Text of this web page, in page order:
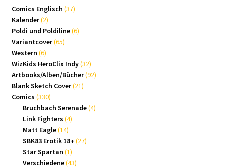
Comics Englisch 3737
Kalender 22
Produkte
Poldi und Poldiline 66
Variantcover 6565
Western 66
Produkte
WizKids HeroClix Indy 3232
Produkte
Artbooks/Alben/Bücher 9292
Blank Sketch Cover 2121
Comics 330330
Produkte
Bruchbach Serenade 44
Link Fighters 44
Matt Eagle 1414
Produkte
SBK83 Erotik 18+ 2727
Star Spartan 11
Produkt
Verschiedene 4343